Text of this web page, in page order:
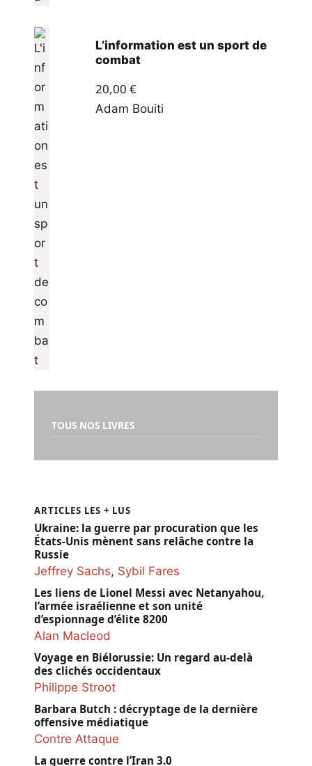
L’information est un sport de
combat
20,00 €
Adam Bouiti
TOUS NOS LIVRES
ARTICLES LES + LUS
Ukraine: la guerre par procuration que les
États-Unis mènent sans relâche contre la
Russie
Jeffrey Sachs, Sybil Fares
Les liens de Lionel Messi avec Netanyahou,
l’armée israélienne et son unité
d’espionnage d’élite 8200
Alan Macleod
Voyage en Biélorussie: Un regard au-delà
des clichés occidentaux
Philippe Stroot
Barbara Butch : décryptage de la dernière
offensive médiatique
Contre Attaque
La guerre contre l’Iran 3.0